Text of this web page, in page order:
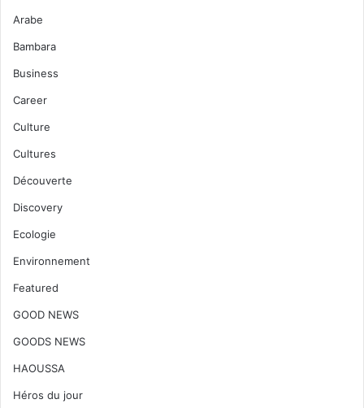
Arabe
Bambara
Business
Career
Culture
Cultures
Découverte
Discovery
Ecologie
Environnement
Featured
GOOD NEWS
GOODS NEWS
HAOUSSA
Héros du jour